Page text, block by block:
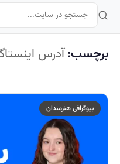
برچسب:آدرس
بیوگرافی هنرمندان